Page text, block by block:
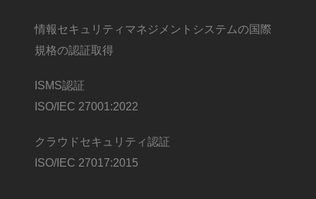
情報セキュリティマネジメントシステムの国際
規格の認証取得
ISMS認証
ISO/IEC 27001:2022
クラウドセキュリティ認証
ISO/IEC 27017:2015